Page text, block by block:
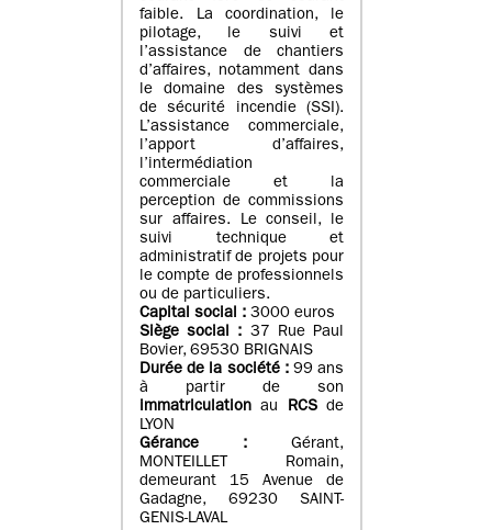
faible. La coordination, le
pilotage, le suivi et
l’assistance de chantiers
d’affaires, notamment dans
le domaine des systèmes
de sécurité incendie (SSI).
L’assistance commerciale,
l’apport d’affaires,
l’intermédiation
commerciale et la
perception de commissions
sur affaires. Le conseil, le
suivi technique et
administratif de projets pour
le compte de professionnels
ou de particuliers.
Capital social : 3000 euros
Siège social : 37 Rue Paul
Bovier, 69530 BRIGNAIS
Durée de la société : 99 ans
à partir de son
immatriculation au RCSde
LYON
Gérance :
Gérant,
MONTEILLET Romain,
demeurant 15 Avenue de
Gadagne, 69230 SAINT-
GENIS-LAVAL